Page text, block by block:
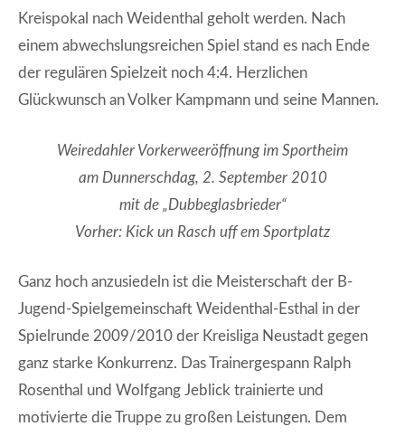
Kreispokal nach Weidenthal geholt werden. Nach
einem abwechslungsreichen Spiel stand es nach Ende
der regulären Spielzeit noch 4:4. Herzlichen
Glückwunsch an Volker Kampmann und seine Mannen.
Weiredahler Vorkerweeröffnung im Sportheim
am Dunnerschdag, 2. September 2010
mit de „Dubbeglasbrieder“
Vorher: Kick un Rasch uff em Sportplatz
Ganz hoch anzusiedeln ist die Meisterschaft der B-
Jugend-Spielgemeinschaft Weidenthal-Esthal in der
Spielrunde 2009/2010 der Kreisliga Neustadt gegen
ganz starke Konkurrenz. Das Trainergespann Ralph
Rosenthal und Wolfgang Jeblick trainierte und
motivierte die Truppe zu großen Leistungen. Dem